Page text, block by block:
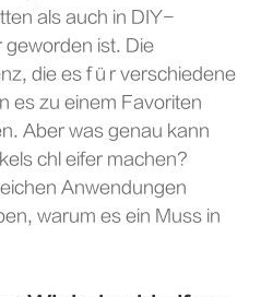
als auch in DIY-
geworden ist. Die
die es für verschiedene
es zu einem Favoriten
Aber was genau kann
chl eifer machen?
Anwendungen
warum es ein Muss in